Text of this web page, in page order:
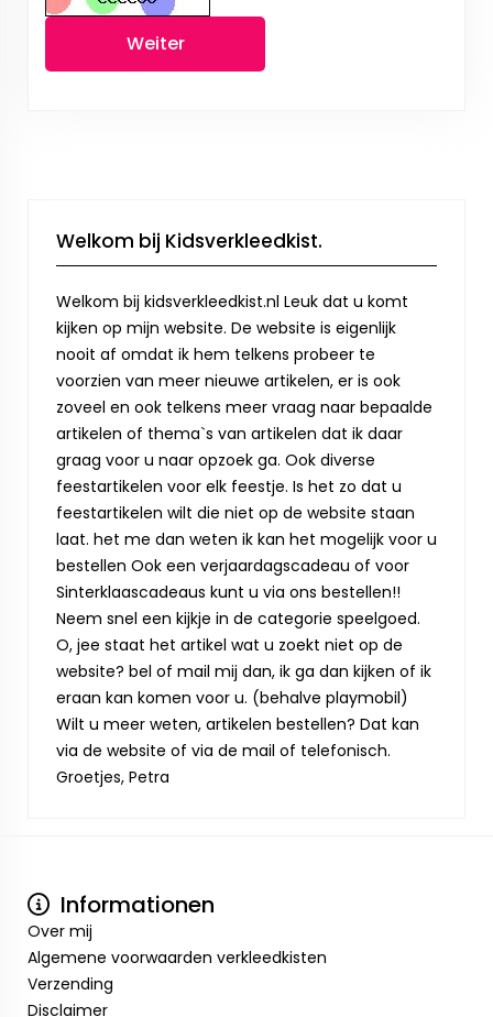
Weiter
Welkom bij Kidsverkleedkist.
Welkom bij kidsverkleedkist.nl Leuk dat u komt
kijken op mijn website. De website is eigenlijk
nooit af omdat ik hem telkens probeer te
voorzien van meer nieuwe artikelen, er is ook
zoveel en ook telkens meer vraag naar bepaalde
artikelen of thema`s van artikelen dat ik daar
graag voor u naar opzoek ga. Ook diverse
feestartikelen voor elk feestje. Is het zo dat u
feestartikelen wilt die niet op de website staan
laat. het me dan weten ik kan het mogelijk voor u
bestellen Ook een verjaardagscadeau of voor
Sinterklaascadeaus kunt u via ons bestellen!!
Neem snel een kijkje in de categorie speelgoed.
O, jee staat het artikel wat u zoekt niet op de
website? bel of mail mij dan, ik ga dan kijken of ik
eraan kan komen voor u. (behalve playmobil)
Wilt u meer weten, artikelen bestellen? Dat kan
via de website of via de mail of telefonisch.
Groetjes, Petra
Informationen
Over mij
Algemene voorwaarden verkleedkisten
Verzending
Disclaimer